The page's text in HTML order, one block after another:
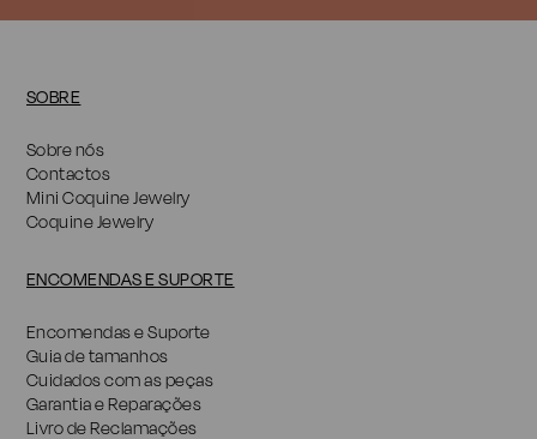
SOBRE
Sobre nós
Contactos
Mini Coquine Jewelry
Coquine Jewelry
ENCOMENDAS E SUPORTE
Encomendas e Suporte
Guia de tamanhos
Cuidados com as peças
Garantia e Reparações
Livro de Reclamações